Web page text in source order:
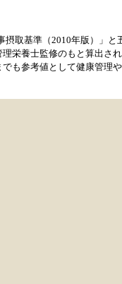
取基準（2010年版）」
栄養士監修のもと算出さ
でも参考値として健康管理